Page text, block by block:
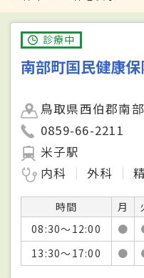
診療中
南部町国民健康
鳥取県西伯郡南
0859-66-2211
米子駅
内科
外科
時間 月
08:30～12:00
●
13:30～17:00
●